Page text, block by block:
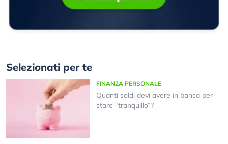
Selezionati per te
FINANZA PERSONALE
Quanti soldi devi avere in banca per
stare “tranquillo”?